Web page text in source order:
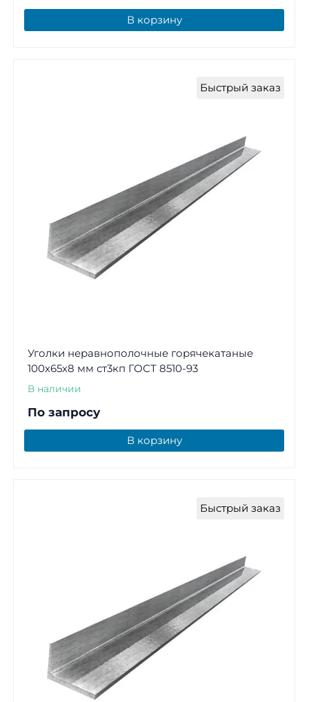
В корзину
Быстрый заказ
Уголки неравнополочные горячекатаные
100х65х8 мм ст3кп ГОСТ 8510-93
В наличии
По запросу
В корзину
Быстрый заказ